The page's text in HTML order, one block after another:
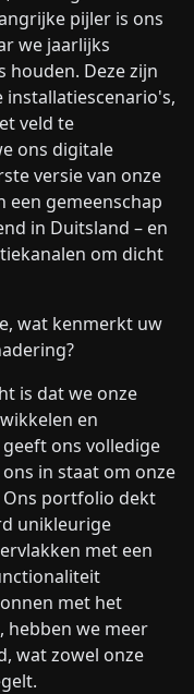
pijler is ons
we jaarlijks
houden. Deze zijn
veld te
ons digitale
versie van onze
een gemeenschap
in Duitsland – en
om dicht
wat kenmerkt uw
is dat we onze
en
ons volledige
in staat om onze
portfolio dekt
unikleurige
met een
met het
hebben we meer
wat zowel onze